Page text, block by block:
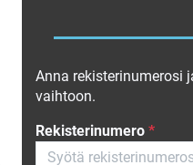
Anna rekisterinumerosi
vaihtoon.
Rekisterinumero *